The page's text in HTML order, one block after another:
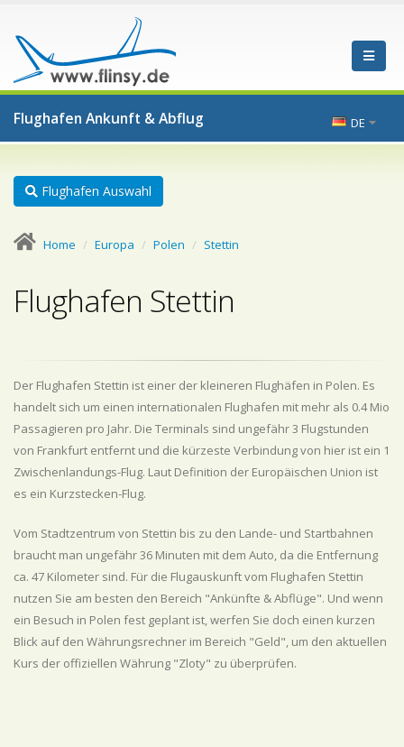
Flughafen Ankunft & Abflug DE
Flughafen Auswahl
Home Europa Polen Stettin
Flughafen Stettin
Der Flughafen Stettin ist einer der kleineren Flughäfen in Polen. Es
handelt sich um einen internationalen Flughafen mit mehr als 0.4 Mio
Passagieren pro Jahr. Die Terminals sind ungefähr 3 Flugstunden
von Frankfurt entfernt und die kürzeste Verbindung von hier ist ein 1
Zwischenlandungs-Flug. Laut Definition der Europäischen Union ist
es ein Kurzstecken-Flug.
Vom Stadtzentrum von Stettin bis zu den Lande- und Startbahnen
braucht man ungefähr 36 Minuten mit dem Auto, da die Entfernung
ca. 47 Kilometer sind. Für die Flugauskunft vom Flughafen Stettin
nutzen Sie am besten den Bereich "Ankünfte & Abflüge". Und wenn
ein Besuch in Polen fest geplant ist, werfen Sie doch einen kurzen
Blick auf den Währungsrechner im Bereich "Geld", um den aktuellen
Kurs der offiziellen Währung "Zloty" zu überprüfen.